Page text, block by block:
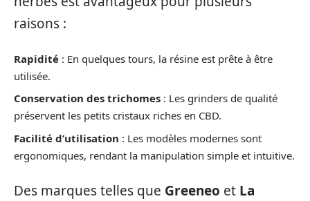
raisons :
Rapidité : En quelques tours, la résine est prête à être
utilisée.
Conservation des trichomes : Les grinders de qualité
préservent les petits cristaux riches en CBD.
Facilité d’utilisation : Les modèles modernes sont
ergonomiques, rendant la manipulation simple et intuitive.
Des marques telles que Greeneo et La